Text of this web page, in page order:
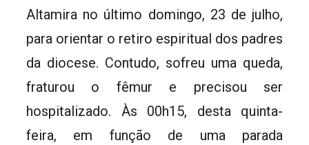
Altamira no último domingo, 23 de julho,
para orientar o retiro espiritual dos padres
da diocese. Contudo, sofreu uma queda,
fraturou o fêmur e precisou ser
hospitalizado. Às 00h15, desta quinta-
feira, em função de uma parada